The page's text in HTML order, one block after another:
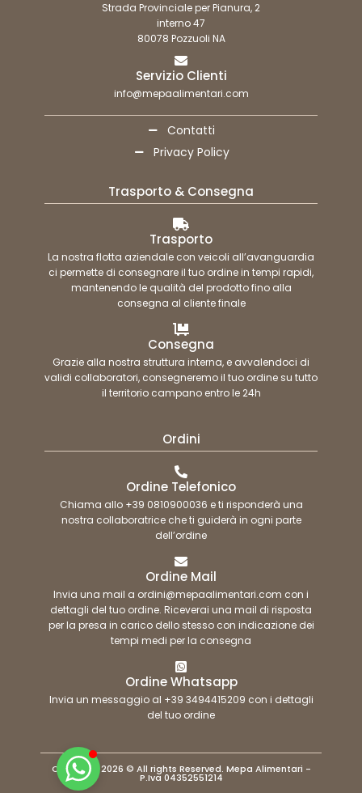
Strada Provinciale per Pianura, 2
interno 47
80078 Pozzuoli NA
Servizio Clienti
info@mepaalimentari.com
Contatti
Privacy Policy
Trasporto & Consegna
Trasporto
La nostra flotta aziendale con veicoli all’avanguardia
ci permette di consegnare il tuo ordine in tempi rapidi,
mantenendo le qualità del prodotto fino alla
consegna al cliente finale
Consegna
Grazie alla nostra struttura interna, e avvalendoci di
validi collaboratori, consegneremo il tuo ordine su tutto
il territorio campano entro le 24h
Ordini
Ordine Telefonico
Chiama allo +39 0810900036 e ti risponderà una
nostra collaboratrice che ti guiderà in ogni parte
dell’ordine
Ordine Mail
Invia una mail a ordini@mepaalimentari.com con i
dettagli del tuo ordine. Riceverai una mail di risposta
per la presa in carico dello stesso con indicazione dei
tempi medi per la consegna
Ordine Whatsapp
Invia un messaggio al +39 3494415209 con i dettagli
del tuo ordine
Copyright 2026 © All rights Reserved. Mepa Alimentari -
P.Iva 04352551214